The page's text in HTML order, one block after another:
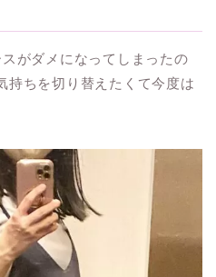
がダメになってしまったの
持ちを切り替えたくて今度は